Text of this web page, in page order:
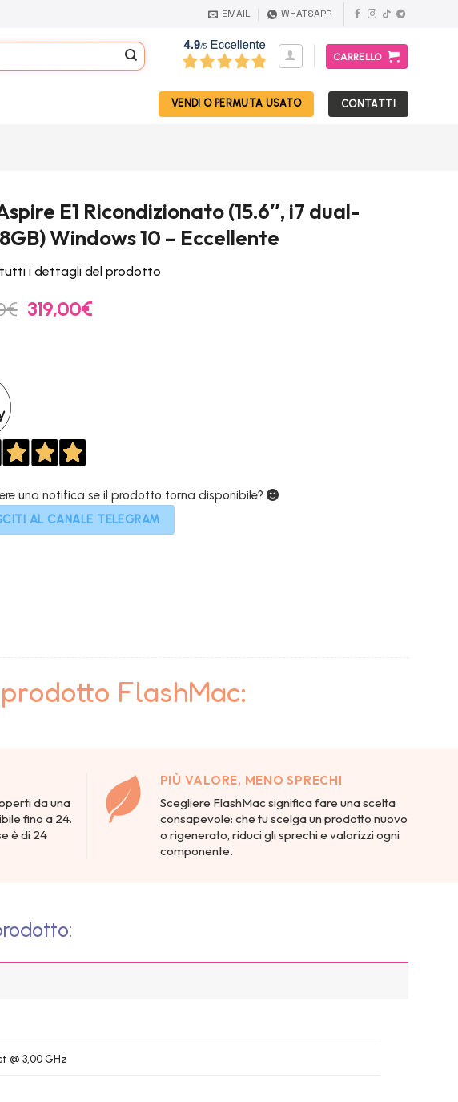
EMAIL WHATSAPP
CARRELLO
VENDI O PERMUTA USATO CONTATTI
E1 Ricondizionato (15.6″, i7 dual-
Windows 10 – Eccellente
i dettagli del prodotto
€ Il
prezzo
319,00€Il
prezzo
una notifica se il prodotto torna disponibile?
AL CANALE TELEGRAM
FlashMac:
da una
fino a 24.
è di 24
PIÙ VALORE, MENO SPRECHI
Scegliere FlashMac significa fare una scelta
consapevole: che tu scelga un prodotto nuovo
o rigenerato, riduci gli sprechi e valorizzi ogni
componente.
@ 3,00 GHz